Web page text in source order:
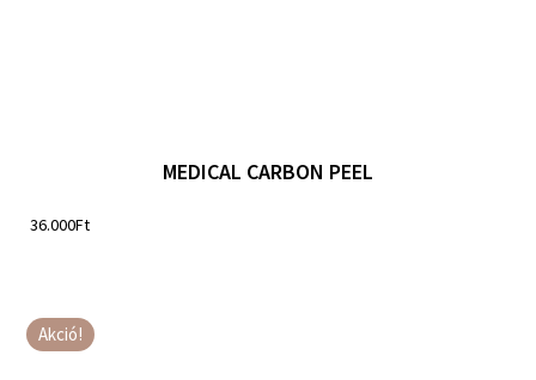
MEDICAL CARBON PEEL
36.000Ft
Akció!